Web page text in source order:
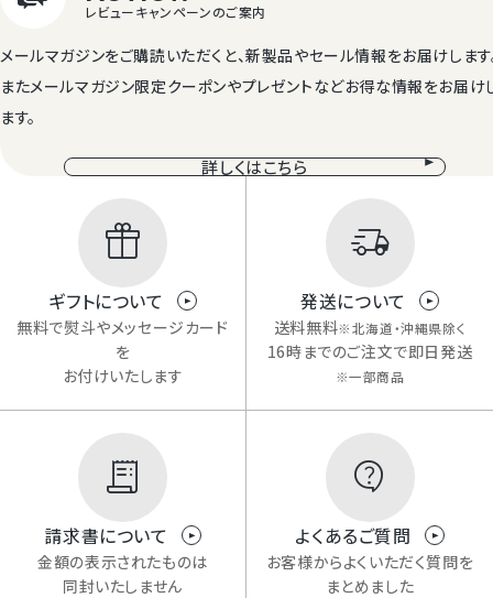
Mail Magazine
メルマガ登録
メールマガジンをご購読いただくと、新製品やセール情報をお届けします
またメールマガジン限定クーポンやプレゼントなどお得な情報をお届け
ます。
詳しくはこちら
ギフトについて
無料で熨斗やメッセージカード
を
お付けいたします
発送について
送料無料※北海道・沖縄県除く
16時までのご注文で即日発送
※一部商品
請求書について
金額の表示されたものは
同封いたしません
よくあるご質問
お客様からよくいただく質問を
まとめました